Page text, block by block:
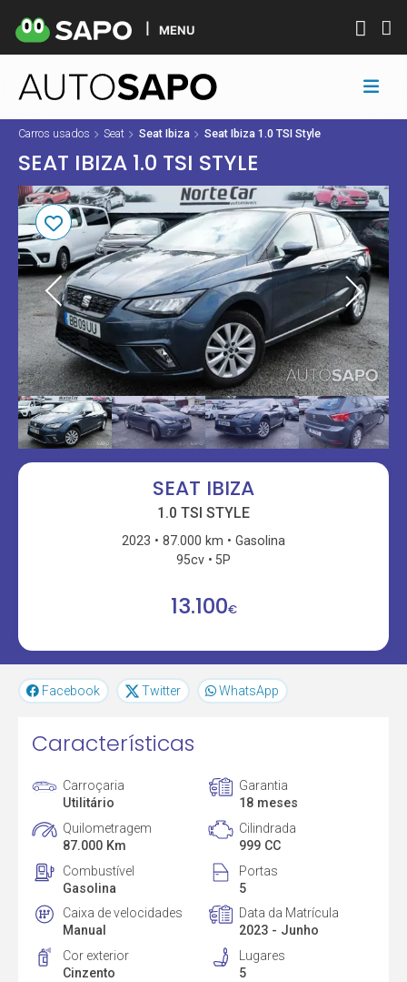
MENU
Carros usados Seat Seat Ibiza Seat Ibiza 1.0 TSI Style
SEAT IBIZA 1.0 TSI STYLE
SEAT IBIZA
1.0 TSI STYLE
2023 87.000 km
Gasolina
95cv
5P
13.100€
Facebook Twitter WhatsApp
Características
Carroçaria
Utilitário
Garantia
18 meses
Quilometragem
87.000 Km
Cilindrada
999 CC
Combustível
Gasolina
Portas
5
Caixa de velocidades
Manual
Data da Matrícula
2023 - Junho
Cor exterior
Cinzento
Lugares
5